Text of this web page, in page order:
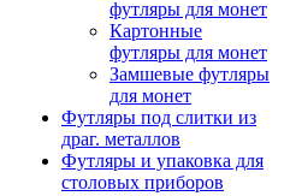
футляры для монет
Картонные
футляры для монет
Замшевые футляры
для монет
Футляры под слитки из
драг. металлов
Футляры и упаковка для
столовых приборов